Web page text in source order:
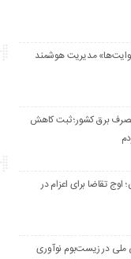
مدیریت هوشمند
برق کشور؛ ثبت کاهش
اوج تقاضا برای اعزام در
ملی در زیست‌بوم نوآوری